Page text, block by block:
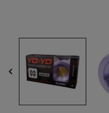
keyboard_arrow_left